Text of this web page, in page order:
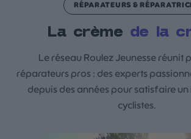
RÉPARATEURS &
La crème de la
Le réseau Roulez Jeunesse réunit
réparateurs pros : des experts
depuis des années pour satisfaire un
cyclistes.